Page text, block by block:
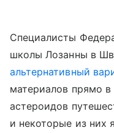
Специалисты
школы Лозанны в
альтернативный
материалов прямо
астероидов
и некоторые из них